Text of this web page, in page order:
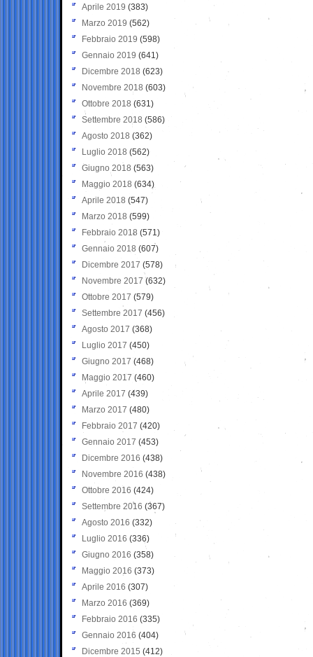
Aprile 2019 (383)
Marzo 2019 (562)
Febbraio 2019 (598)
Gennaio 2019 (641)
Dicembre 2018 (623)
Novembre 2018 (603)
Ottobre 2018 (631)
Settembre 2018 (586)
Agosto 2018 (362)
Luglio 2018 (562)
Giugno 2018 (563)
Maggio 2018 (634)
Aprile 2018 (547)
Marzo 2018 (599)
Febbraio 2018 (571)
Gennaio 2018 (607)
Dicembre 2017 (578)
Novembre 2017 (632)
Ottobre 2017 (579)
Settembre 2017 (456)
Agosto 2017 (368)
Luglio 2017 (450)
Giugno 2017 (468)
Maggio 2017 (460)
Aprile 2017 (439)
Marzo 2017 (480)
Febbraio 2017 (420)
Gennaio 2017 (453)
Dicembre 2016 (438)
Novembre 2016 (438)
Ottobre 2016 (424)
Settembre 2016 (367)
Agosto 2016 (332)
Luglio 2016 (336)
Giugno 2016 (358)
Maggio 2016 (373)
Aprile 2016 (307)
Marzo 2016 (369)
Febbraio 2016 (335)
Gennaio 2016 (404)
Dicembre 2015 (412)